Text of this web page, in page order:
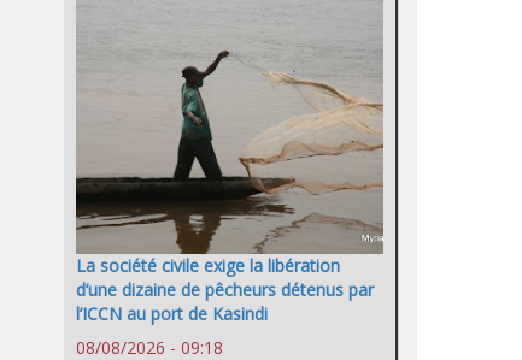
La société civile exige la libération
d’une dizaine de pêcheurs détenus par
l’ICCN au port de Kasindi
08/08/2026 - 09:18